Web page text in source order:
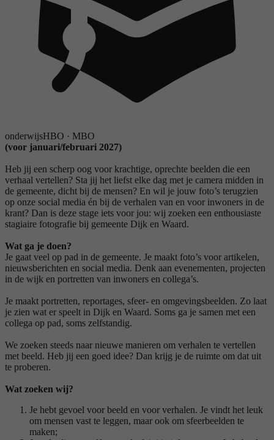
onderwijsHBO · MBO
(voor januari/februari 2027)
Heb jij een scherp oog voor krachtige, oprechte beelden die een
verhaal vertellen? Sta jij het liefst elke dag met je camera midden in
de gemeente, dicht bij de mensen? En wil je jouw foto’s terugzien
op onze social media én bij de verhalen van en voor inwoners in de
krant? Dan is deze stage iets voor jou: wij zoeken een enthousiaste
stagiaire fotografie bij gemeente Dijk en Waard.
Wat ga je doen?
Je gaat veel op pad in de gemeente. Je maakt foto’s voor artikelen,
nieuwsberichten en social media. Denk aan evenementen, projecten
in de wijk en portretten van inwoners en collega’s.
Je maakt portretten, reportages, sfeer- en omgevingsbeelden. Zo laat
je zien wat er speelt in Dijk en Waard. Soms ga je samen met een
collega op pad, soms zelfstandig.
We zoeken steeds naar nieuwe manieren om verhalen te vertellen
met beeld. Heb jij een goed idee? Dan krijg je de ruimte om dat uit
te proberen.
Wat zoeken wij?
Je hebt gevoel voor beeld en voor verhalen. Je vindt het leuk
om mensen vast te leggen, maar ook om sfeerbeelden te
maken;